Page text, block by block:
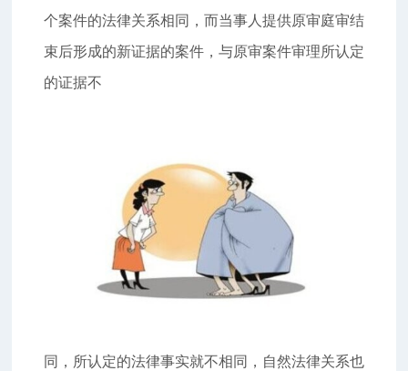
个案件的法律关系相同，而当事人提供原审庭审结
束后形成的新证据的案件，与原审案件审理所认定
的证据不
同，所认定的法律事实就不相同，自然法律关系也